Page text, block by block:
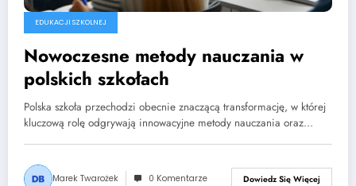
EDUKACJI SZKOLNEJ
Nowoczesne metody nauczania w
polskich szkołach
Polska szkoła przechodzi obecnie znaczącą transformację, w której
kluczową rolę odgrywają innowacyjne metody nauczania oraz…
Marek Twarożek 0 Komentarze Dowiedz Się Więcej